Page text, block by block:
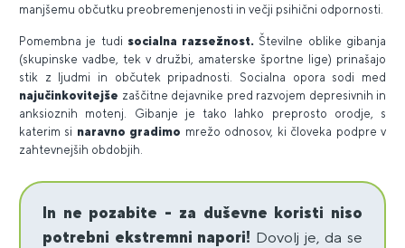
manjšemu občutku preobremenjenosti in večji psihični odpornosti.
Pomembna je tudi socialna razsežnost. Številne oblike gibanja
(skupinske vadbe, tek v družbi, amaterske športne lige) prinašajo
stik z ljudmi in občutek pripadnosti. Socialna opora sodi med
najučinkovitejše zaščitne dejavnike pred razvojem depresivnih in
anksioznih motenj. Gibanje je tako lahko preprosto orodje, s
katerim si naravno gradimo mrežo odnosov, ki človeka podpre v
zahtevnejših obdobjih.
In ne pozabite - za duševne koristi niso
potrebni ekstremni napori! Dovolj je, da se